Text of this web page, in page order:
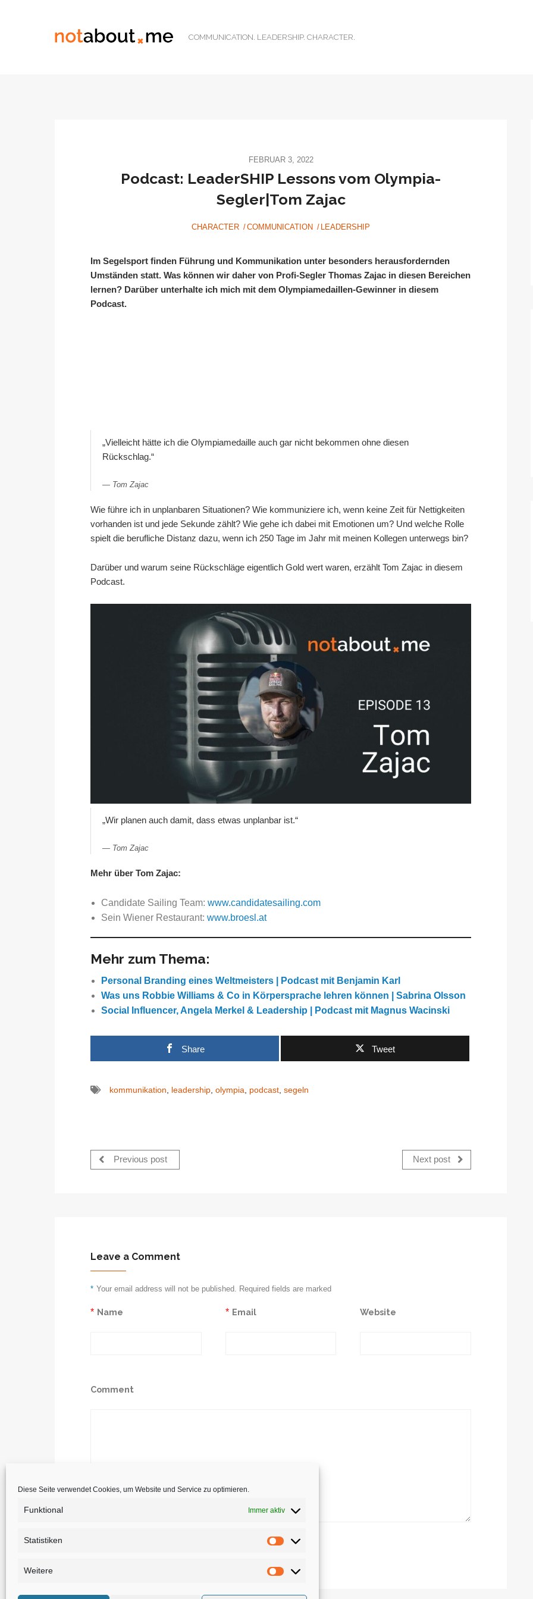
Diese Seite verwendet Cookies, um Website und Service zu optimieren.
Funktional Immer aktiv
Statistiken
Statistiken
Weitere
Weitere
COMMUNICATION. LEADERSHIP. CHARACTER.
FEBRUAR 3, 2022
Podcast: LeaderSHIP Lessons vom Olympia-
Segler|Tom Zajac
CHARACTER COMMUNICATION LEADERSHIP
Im Segelsport finden Führung und Kommunikation unter besonders herausfordernden
Umständen statt. Was können wir daher von Profi-Segler Thomas Zajac in diesen Bereichen
lernen? Darüber unterhalte ich mich mit dem Olympiamedaillen-Gewinner in diesem
Podcast.
„Vielleicht hätte ich die Olympiamedaille auch gar nicht bekommen ohne diesen
Rückschlag.“
Tom Zajac
Wie führe ich in unplanbaren Situationen? Wie kommuniziere ich, wenn keine Zeit für Nettigkeiten
vorhanden ist und jede Sekunde zählt? Wie gehe ich dabei mit Emotionen um? Und welche Rolle
spielt die berufliche Distanz dazu, wenn ich 250 Tage im Jahr mit meinen Kollegen unterwegs bin?
Darüber und warum seine Rückschläge eigentlich Gold wert waren, erzählt Tom Zajac in diesem
Podcast.
„Wir planen auch damit, dass etwas unplanbar ist.“
Tom Zajac
Mehr über Tom Zajac:
Candidate Sailing Team: www.candidatesailing.com
Sein Wiener Restaurant: www.broesl.at
Mehr zum Thema:
Personal Branding eines Weltmeisters | Podcast mit Benjamin Karl
Was uns Robbie Williams & Co in Körpersprache lehren können | Sabrina Olsson
Social Influencer, Angela Merkel & Leadership | Podcast mit Magnus Wacinski
Share Tweet
kommunikation, leadership, olympia, podcast, segeln
Previous post Next post
Leave a Comment
Your email address will not be published. Required fields are marked
*
Name
* Email
* Website
Comment